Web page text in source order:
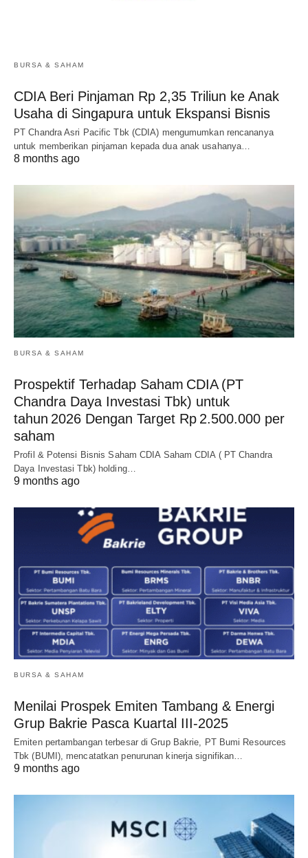
BURSA & SAHAM
CDIA Beri Pinjaman Rp 2,35 Triliun ke Anak
Usaha di Singapura untuk Ekspansi Bisnis
PT Chandra Asri Pacific Tbk (CDIA) mengumumkan rencananya
untuk memberikan pinjaman kepada dua anak usahanya…
8 months ago
BURSA & SAHAM
Prospektif Terhadap Saham CDIA (PT
Chandra Daya Investasi Tbk) untuk
tahun 2026 Dengan Target Rp 2.500.000 per
saham
Profil & Potensi Bisnis Saham CDIA Saham CDIA ( PT Chandra
Daya Investasi Tbk) holding…
9 months ago
BURSA & SAHAM
Menilai Prospek Emiten Tambang & Energi
Grup Bakrie Pasca Kuartal III-2025
Emiten pertambangan terbesar di Grup Bakrie, PT Bumi Resources
Tbk (BUMI), mencatatkan penurunan kinerja signifikan…
9 months ago